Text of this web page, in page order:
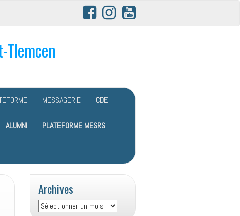
Tlemcen
MESSAGERIE CDE
ALUMNI PLATEFORME MESRS
Archives
Archives